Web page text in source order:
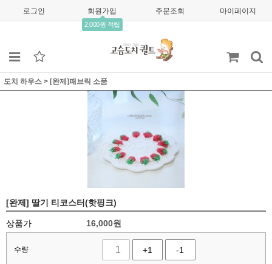
로그인 회원가입
2,000원 적립
주문조회 마이페이지
도치 하우스 > [완제]패브릭 소품
[완제] 딸기 티코스터(핫핑크)
상품가 16,000원
수량 +1 -1